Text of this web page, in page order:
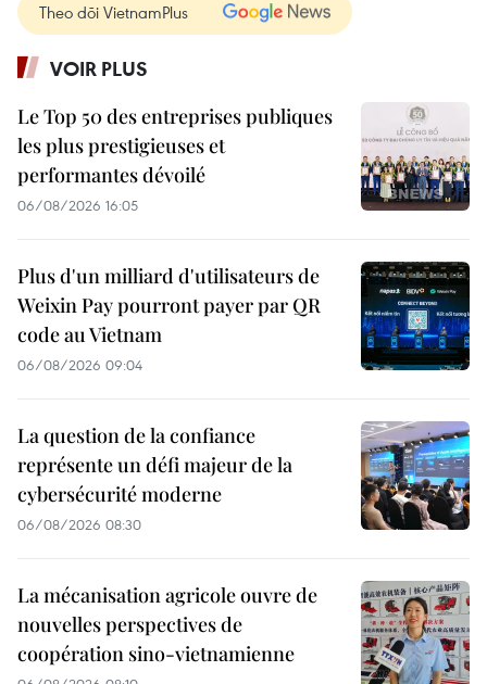
Theo dõi VietnamPlus
VOIR PLUS
Le Top 50 des entreprises publiques
les plus prestigieuses et
performantes dévoilé
06/08/2026 16:05
Plus d'un milliard d'utilisateurs de
Weixin Pay pourront payer par QR
code au Vietnam
06/08/2026 09:04
La question de la confiance
représente un défi majeur de la
cybersécurité moderne
06/08/2026 08:30
La mécanisation agricole ouvre de
nouvelles perspectives de
coopération sino-vietnamienne